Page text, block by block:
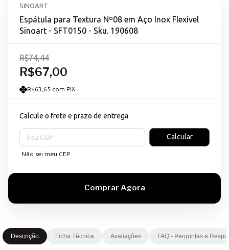
SINOART
Espátula para Textura Nº08 em Aço Inox Flexível
Sinoart - SFT0150 - Sku. 190608
R$67,00
R$74,44
R$63,65 com PIX
Calcule o frete e prazo de entrega
Entregas para o CEP:
Calcular
Não sei meu CEP
Descrição Ficha Técnica Avaliações FAQ - Perguntas e